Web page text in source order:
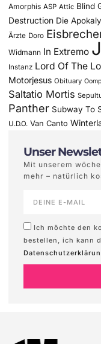
Amorphis ASP Attic Blind
Destruction Die
Ärzte Doro
Widmann In Extremo
Instanz Lord Of The
Motorjesus Obituary
Saltatio Mortis
Panther Subway To
U.D.O. Van Canto
Unser
Mit unserem
mehr – natürlich
Ich möchte den
bestellen, ich kann